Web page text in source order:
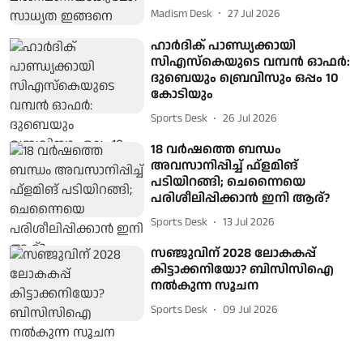
Madism Desk 27 Jul 2026
ഹാർദിക് പാണ്ഡ്യക്കായി
സിഎസ്‌കെയുടെ വമ്പൻ ഓഫർ:
ദുബെയും ബ്രെവിസും ഒപ്പം 10
കോടിയും
Sports Desk 26 Jul 2026
18 വർഷത്തെ ബന്ധം
അവസാനിപ്പിച്ച് ഫ്‌ളമിങ്
പടിയിറങ്ങി; ചെന്നൈയെ
പരിശീലിപ്പിക്കാൻ ഇനി ആര്?
Sports Desk 13 Jul 2026
സഞ്ജുവിന് 2028 ലോകകപ്പ്
കിട്ടാക്കനിയോ? ബിസിസിഐ
നൽകുന്ന സൂചന
Sports Desk 09 Jul 2026